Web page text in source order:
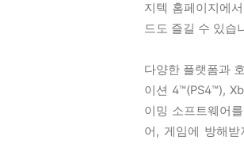
지텍 홈페이지에
드도 즐길 수 있습
다양한 플랫폼과
이션 4™(PS4™),
이밍 소프트웨어
어, 게임에 방해